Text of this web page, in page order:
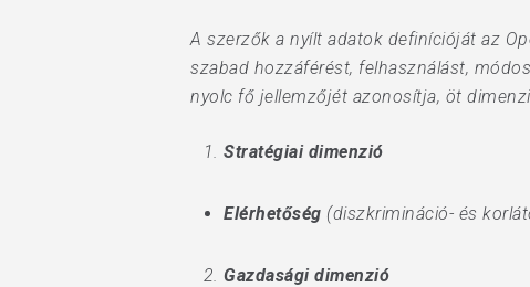
Hit enter to search or ESC to close
A szerzők a nyílt adatok definícióját az
szabad hozzáférést, felhasználást,
nyolc fő jellemzőjét azonosítja, öt
Stratégiai dimenzió
Elérhetőség (diszkrimináció- és
Gazdasági dimenzió